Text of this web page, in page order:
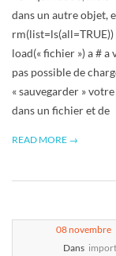
dans un autre objet,
rm(list=ls(all=TRUE))
load(« fichier ») a # a
pas possible de
« sauvegarder »
dans un fichier et de
READ MORE →
08novembre
Dans